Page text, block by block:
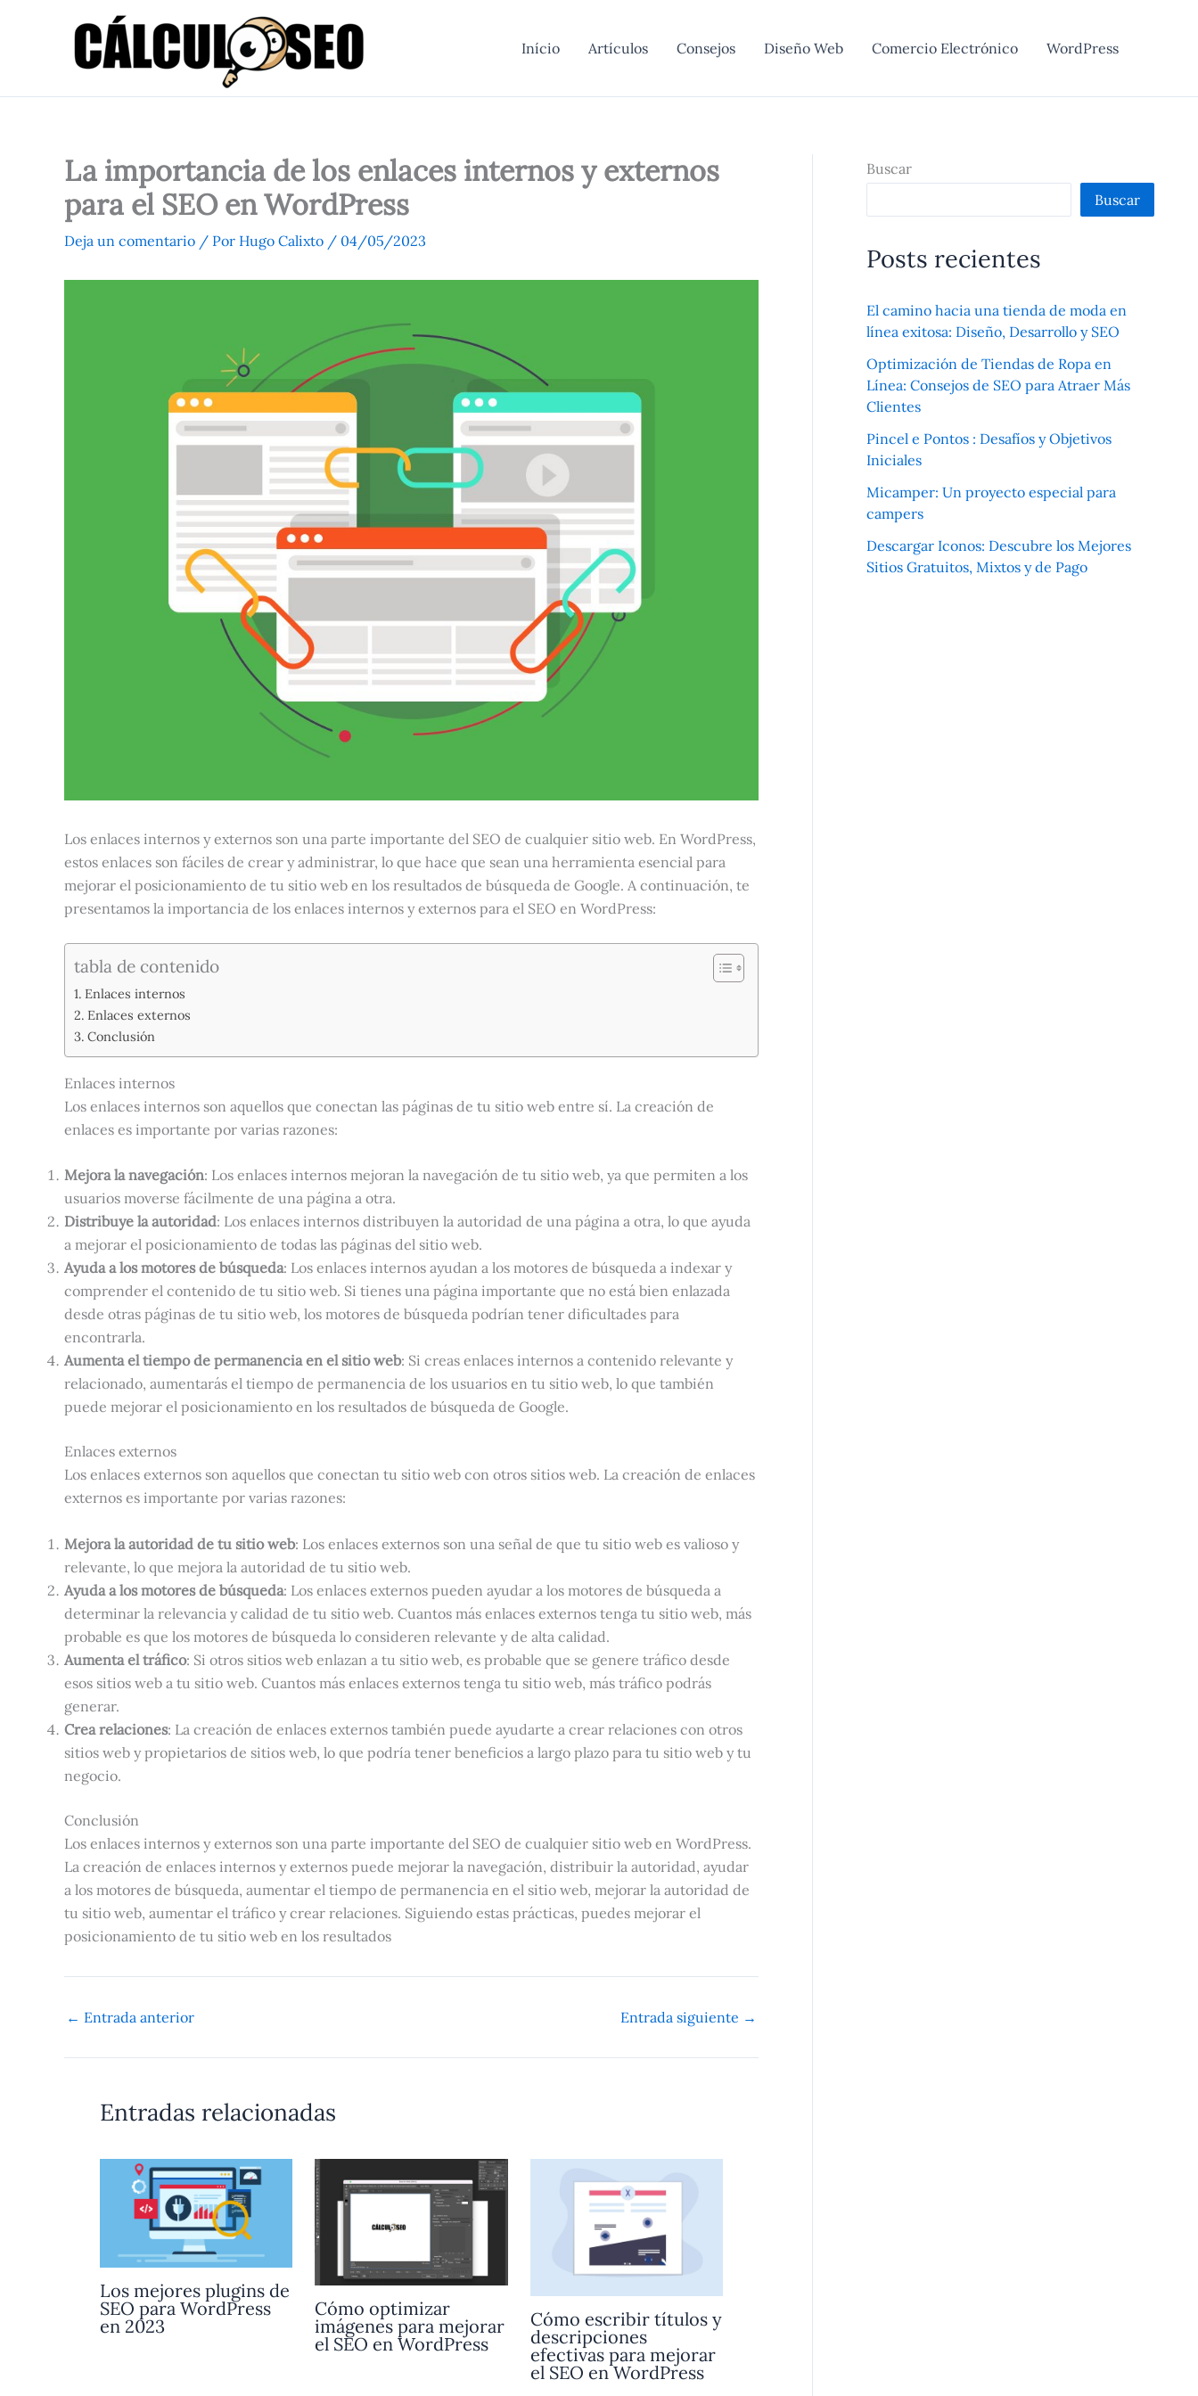
Início Artículos Consejos Diseño Web Comercio Electrónico WordPress
La importancia de los enlaces internos y externos
para el SEO en WordPress
Deja un comentario / Por Hugo Calixto / 04/05/2023
Los enlaces internos y externos son una parte importante del SEO de cualquier sitio web. En WordPress,
estos enlaces son fáciles de crear y administrar, lo que hace que sean una herramienta esencial para
mejorar el posicionamiento de tu sitio web en los resultados de búsqueda de Google. A continuación, te
presentamos la importancia de los enlaces internos y externos para el SEO en WordPress:
tabla de contenido
Enlaces internos
Enlaces externos
Conclusión
Enlaces internos
Los enlaces internos son aquellos que conectan las páginas de tu sitio web entre sí. La creación de
enlaces es importante por varias razones:
Mejora la navegación: Los enlaces internos mejoran la navegación de tu sitio web, ya que permiten a los
usuarios moverse fácilmente de una página a otra.
Distribuye la autoridad: Los enlaces internos distribuyen la autoridad de una página a otra, lo que ayuda
a mejorar el posicionamiento de todas las páginas del sitio web.
Ayuda a los motores de búsqueda: Los enlaces internos ayudan a los motores de búsqueda a indexar y
comprender el contenido de tu sitio web. Si tienes una página importante que no está bien enlazada
desde otras páginas de tu sitio web, los motores de búsqueda podrían tener dificultades para
encontrarla.
Aumenta el tiempo de permanencia en el sitio web: Si creas enlaces internos a contenido relevante y
relacionado, aumentarás el tiempo de permanencia de los usuarios en tu sitio web, lo que también
puede mejorar el posicionamiento en los resultados de búsqueda de Google.
Enlaces externos
Los enlaces externos son aquellos que conectan tu sitio web con otros sitios web. La creación de enlaces
externos es importante por varias razones:
Mejora la autoridad de tu sitio web: Los enlaces externos son una señal de que tu sitio web es valioso y
relevante, lo que mejora la autoridad de tu sitio web.
Ayuda a los motores de búsqueda: Los enlaces externos pueden ayudar a los motores de búsqueda a
determinar la relevancia y calidad de tu sitio web. Cuantos más enlaces externos tenga tu sitio web, más
probable es que los motores de búsqueda lo consideren relevante y de alta calidad.
Aumenta el tráfico: Si otros sitios web enlazan a tu sitio web, es probable que se genere tráfico desde
esos sitios web a tu sitio web. Cuantos más enlaces externos tenga tu sitio web, más tráfico podrás
generar.
Crea relaciones: La creación de enlaces externos también puede ayudarte a crear relaciones con otros
sitios web y propietarios de sitios web, lo que podría tener beneficios a largo plazo para tu sitio web y tu
negocio.
Conclusión
Los enlaces internos y externos son una parte importante del SEO de cualquier sitio web en WordPress.
La creación de enlaces internos y externos puede mejorar la navegación, distribuir la autoridad, ayudar
a los motores de búsqueda, aumentar el tiempo de permanencia en el sitio web, mejorar la autoridad de
tu sitio web, aumentar el tráfico y crear relaciones. Siguiendo estas prácticas, puedes mejorar el
posicionamiento de tu sitio web en los resultados
← Entrada anterior Entrada siguiente →
Entradas relacionadas
Los mejores plugins de
SEO para WordPress
en 2023
Cómo optimizar
imágenes para mejorar
el SEO en WordPress
Cómo escribir títulos y
descripciones
efectivas para mejorar
el SEO en WordPress
Buscar
Buscar
Posts recientes
El camino hacia una tienda de moda en
línea exitosa: Diseño, Desarrollo y SEO
Optimización de Tiendas de Ropa en
Línea: Consejos de SEO para Atraer Más
Clientes
Pincel e Pontos : Desafíos y Objetivos
Iniciales
Micamper: Un proyecto especial para
campers
Descargar Iconos: Descubre los Mejores
Sitios Gratuitos, Mixtos y de Pago